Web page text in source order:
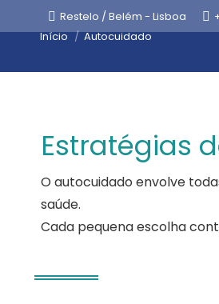
Restelo / Belém - Lisboa
Está aqui:
Início Autocuidado
Estratégias
O autocuidado envolve
saúde.
Cada pequena escolha